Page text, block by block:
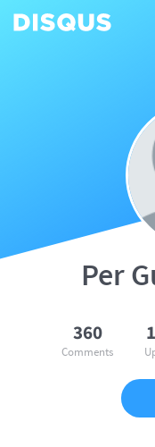
Per
360
Comments